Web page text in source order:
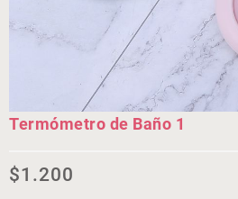
Termómetro de Baño 1
$1.200